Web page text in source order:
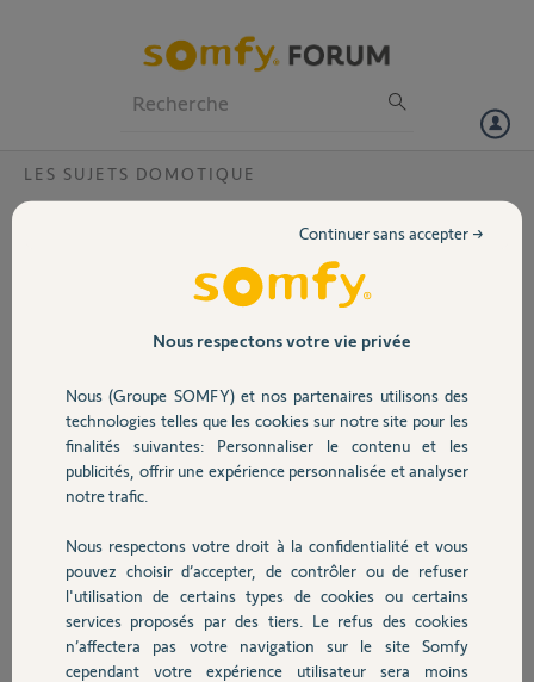
Volet
Sécurité
Domotique
Chauffage
Autres produits
LES SUJETS DOMOTIQUE
Je viens de changer ma box ADSL orange par une Livebox 5 avec la
J'ai respecté les branchements.
J'arrive à me connecter à la centrale pour les réglages des volets par
portable, tout comme je peux programmer la mise sous alarme de la
maison.
Gros problème, la maison n'est pas protégée. D'où cela peut-il
provenir ?
Merci de bien vouloir m'apporter une solution si possible.
Merci,
Alain H.
il y a environ 5 ans
Participer au fil de discussion
Nous respectons votre vie privée
Nous (Groupe SOMFY) et nos partenaires utilisons des
technologies telles que les cookies sur notre site pour les
finalités suivantes: Personnaliser le contenu et les
publicités, offrir une expérience personnalisée et analyser
notre trafic.
Nous respectons votre droit à la confidentialité et vous
pouvez choisir d’accepter, de contrôler ou de refuser
l'utilisation de certains types de cookies ou certains
services proposés par des tiers. Le refus des cookies
n’affectera pas votre navigation sur le site Somfy
cependant votre expérience utilisateur sera moins
Continuer sans accepter →